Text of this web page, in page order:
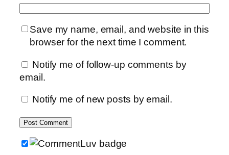
Save my name, email, and website in this
browser for the next time I comment.
Notify me of follow-up comments by
email.
Notify me of new posts by email.